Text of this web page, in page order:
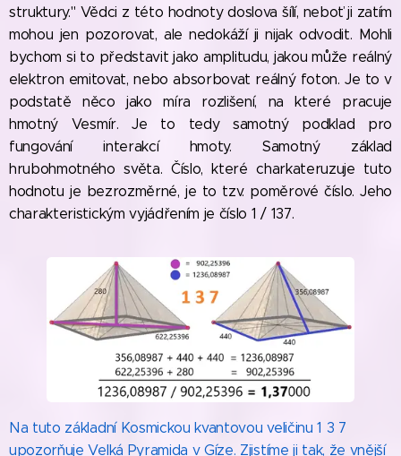
struktury." Vědci z této hodnoty doslova šílí, neboť ji zatím
mohou jen pozorovat, ale nedokáží ji nijak odvodit. Mohli
bychom si to představit jako amplitudu, jakou může reálný
elektron emitovat, nebo absorbovat reálný foton. Je to v
podstatě něco jako míra rozlišení, na které pracuje
hmotný Vesmír. Je to tedy samotný podklad pro
fungování interakcí hmoty. Samotný základ
hrubohmotného světa. Číslo, které charkateruzuje tuto
hodnotu je bezrozměrné, je to tzv. poměrové číslo. Jeho
charakteristickým vyjádřením je číslo 1 / 137.
Na tuto základní Kosmickou kvantovou veličinu 1 3 7
upozorňuje Velká Pyramida v Gíze. Zjistíme ji tak, že vnější